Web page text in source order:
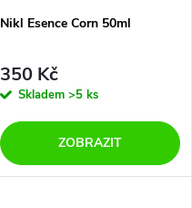
Nikl Esence Corn 50ml
350 Kč
Skladem >5 ks
ZOBRAZIT